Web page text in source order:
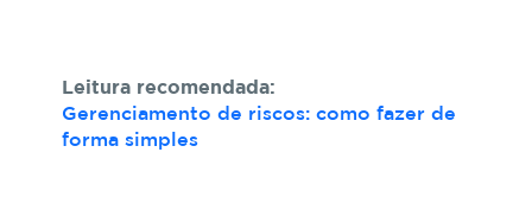
Leitura recomendada:
Gerenciamento de riscos: como fazer de
forma simples